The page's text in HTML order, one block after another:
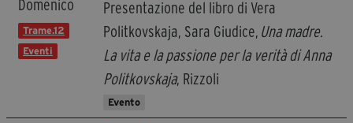
Domenico
Trame.12
Eventi
Presentazione del libro di Vera
Politkovskaja, Sara Giudice, Una madre.
La vita e la passione per la verità di Anna
Politkovskaja, Rizzoli
Evento